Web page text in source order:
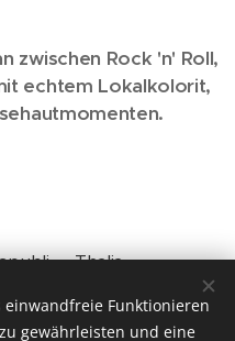
zwischen Rock 'n' Roll,
echtem Lokalkolorit,
Thalia
einwandfreie Funktionieren
gewährleisten und eine